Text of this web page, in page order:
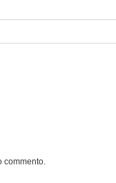
commento.